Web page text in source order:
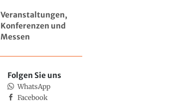
Veranstaltungen,
Konferenzen und
Messen
Folgen Sie uns
WhatsApp
Facebook